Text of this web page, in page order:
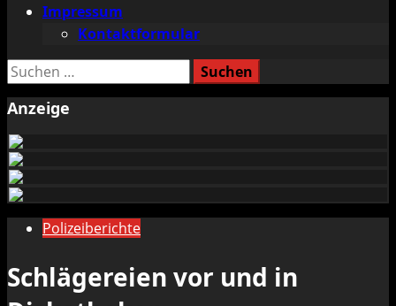
Impressum
Kontaktformular
Suchen
Anzeige
Polizeiberichte
Schlägereien vor und in